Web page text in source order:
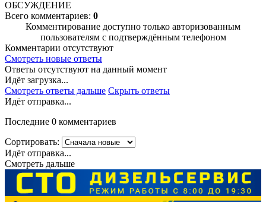
ОБСУЖДЕНИЕ
Всего комментариев: 0
Комментирование доступно только авторизованным
пользователям с подтверждённым телефоном
Комментарии отсутствуют
Смотреть новые ответы
Ответы отсутствуют на данный момент
Идёт загрузка...
Смотреть ответы дальше Скрыть ответы
Идёт отправка...
Последние 0 комментариев
Сортировать:
Идёт отправка...
Смотреть дальше